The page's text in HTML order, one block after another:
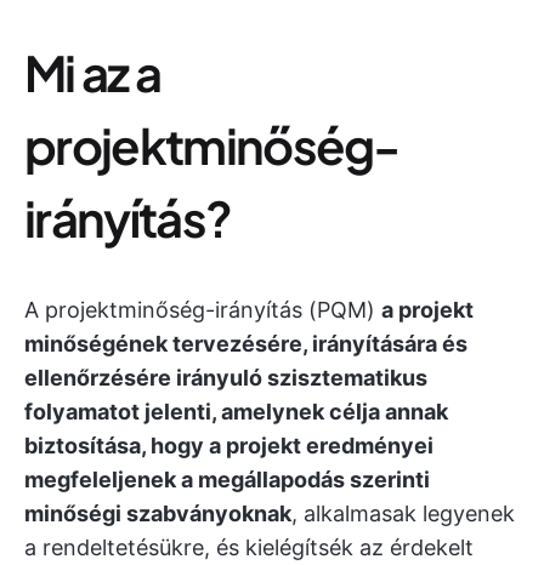
Mi az a
projektminőség-
irányítás?
A projektminőség-irányítás (PQM) a projekt
minőségének tervezésére, irányítására és
ellenőrzésére irányuló szisztematikus
folyamatot jelenti, amelynek célja annak
biztosítása, hogy a projekt eredményei
megfeleljenek a megállapodás szerinti
minőségi szabványoknak, alkalmasak legyenek
a rendeltetésükre, és kielégítsék az érdekelt